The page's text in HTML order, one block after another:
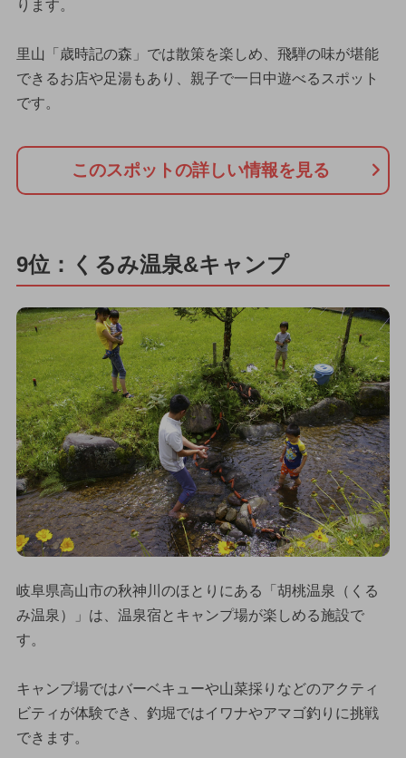
ります。
里山「歳時記の森」では散策を楽しめ、飛騨の味が堪能
できるお店や足湯もあり、親子で一日中遊べるスポット
です。
このスポットの詳しい情報を見る
9位：くるみ温泉&キャンプ
岐阜県高山市の秋神川のほとりにある「胡桃温泉（くる
み温泉）」は、温泉宿とキャンプ場が楽しめる施設で
す。
キャンプ場ではバーベキューや山菜採りなどのアクティ
ビティが体験でき、釣堀ではイワナやアマゴ釣りに挑戦
できます。